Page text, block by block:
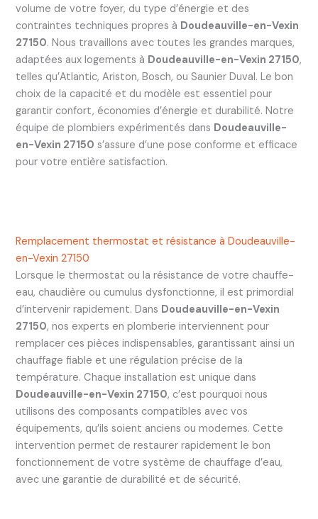
volume de votre foyer, du type d’énergie et des
contraintes techniques propres à Doudeauville-en-Vexin
27150. Nous travaillons avec toutes les grandes marques,
adaptées aux logements à Doudeauville-en-Vexin 27150,
telles qu’Atlantic, Ariston, Bosch, ou Saunier Duval. Le bon
choix de la capacité et du modèle est essentiel pour
garantir confort, économies d’énergie et durabilité. Notre
équipe de plombiers expérimentés dans Doudeauville-
en-Vexin 27150 s’assure d’une pose conforme et efficace
pour votre entière satisfaction.
Remplacement thermostat et résistance à Doudeauville-
en-Vexin 27150
Lorsque le thermostat ou la résistance de votre chauffe-
eau, chaudière ou cumulus dysfonctionne, il est primordial
d’intervenir rapidement. Dans Doudeauville-en-Vexin
27150, nos experts en plomberie interviennent pour
remplacer ces pièces indispensables, garantissant ainsi un
chauffage fiable et une régulation précise de la
température. Chaque installation est unique dans
Doudeauville-en-Vexin 27150, c’est pourquoi nous
utilisons des composants compatibles avec vos
équipements, qu’ils soient anciens ou modernes. Cette
intervention permet de restaurer rapidement le bon
fonctionnement de votre système de chauffage d’eau,
avec une garantie de durabilité et de sécurité.